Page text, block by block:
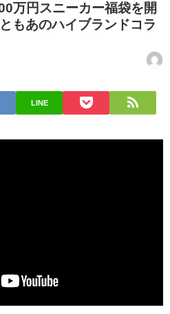
万円スニーカー福袋を開
もあのハイブランドコラ
LINE